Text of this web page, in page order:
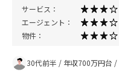
サービス：
エージェント：
物件：
30代前半 / 年収700万円台 /